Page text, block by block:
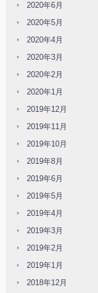
2020年6月
2020年5月
2020年4月
2020年3月
2020年2月
2020年1月
2019年12月
2019年11月
2019年10月
2019年8月
2019年6月
2019年5月
2019年4月
2019年3月
2019年2月
2019年1月
2018年12月